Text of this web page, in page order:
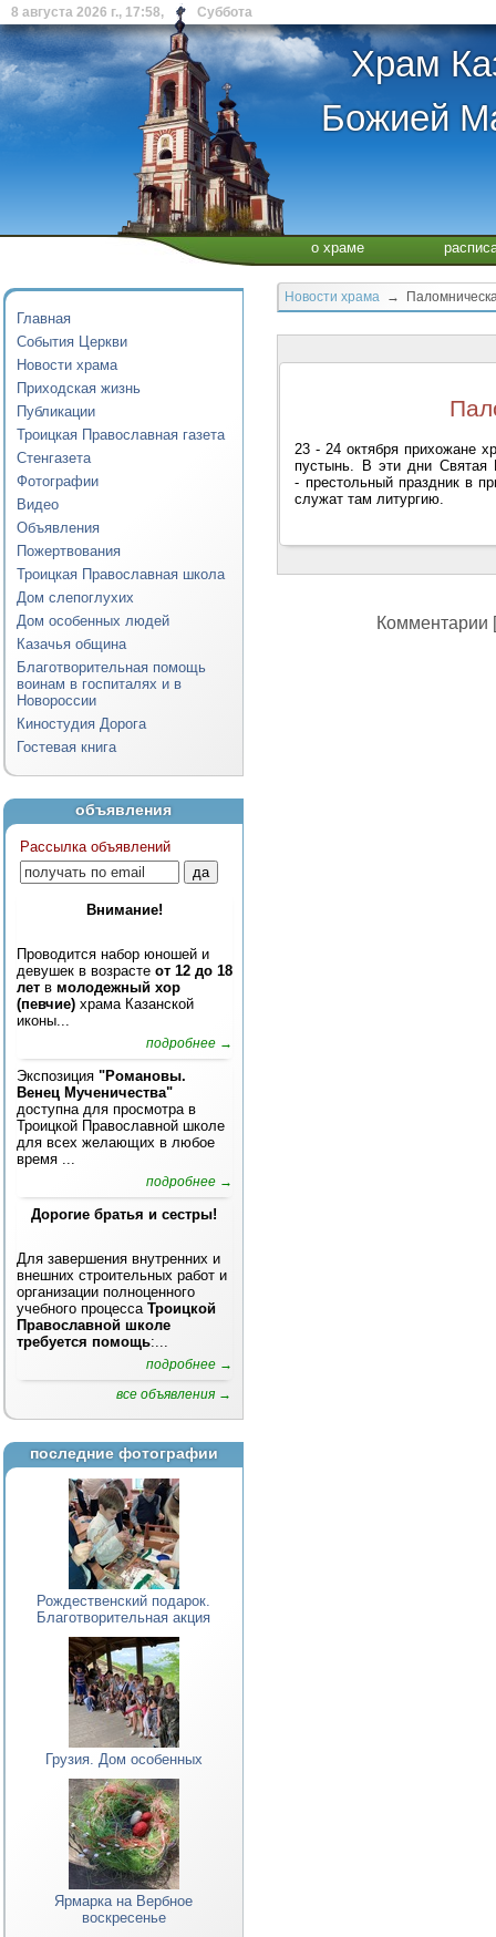
8 августа 2026 г., 17:58, Суббота
Храм
Божией
о храме
Главная
События Церкви
Новости храма
Приходская жизнь
Публикации
Троицкая Православная газета
Стенгазета
Фотографии
Видео
Объявления
Пожертвования
Троицкая Православная школа
Дом слепоглухих
Дом особенных людей
Казачья община
Благотворительная помощь
воинам в госпиталях и в
Новороссии
Киностудия Дорога
Гостевая книга
объявления
Рассылка объявлений
Внимание!
Проводится набор юношей и
девушек в возрасте от 12 до 18
лет в молодежный хор
(певчие) храма Казанской
иконы...
подробнее →
Экспозиция "Романовы.
Венец Мученичества"
доступна для просмотра в
Троицкой Православной школе
для всех желающих в любое
время ...
подробнее →
Дорогие братья и сестры!
Для завершения внутренних и
внешних строительных работ и
организации полноценного
учебного процесса Троицкой
Православной школе
требуется помощь:...
подробнее →
все объявления →
последние фотографии
Рождественский подарок.
Благотворительная акция
Грузия. Дом особенных
Ярмарка на Вербное
воскресенье
Новости храма →
23 - 24 октября прихожане
пустынь. В эти дни Святая
- престольный праздник в
служат там литургию.
Комментарии